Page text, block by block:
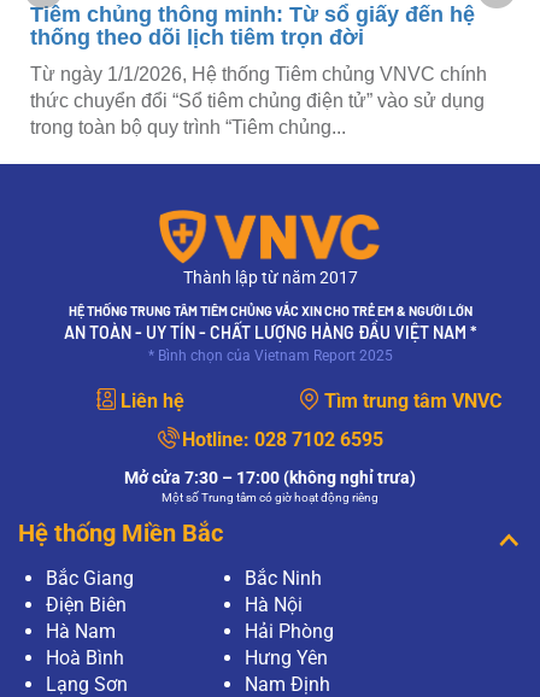
Tiêm chủng thông minh: Từ sổ giấy đến hệ
thống theo dõi lịch tiêm trọn đời
Từ ngày 1/1/2026, Hệ thống Tiêm chủng VNVC chính
thức chuyển đổi “Sổ tiêm chủng điện tử” vào sử dụng
trong toàn bộ quy trình “Tiêm chủng...
Thành lập từ năm 2017
HỆ THỐNG TRUNG TÂM TIÊM CHỦNG VẮC XIN CHO TRẺ EM & NGƯỜI LỚN
AN TOÀN - UY TÍN - CHẤT LƯỢNG HÀNG ĐẦU VIỆT NAM *
* Bình chọn của Vietnam Report 2025
Liên hệ
Tìm trung tâm VNVC
Hotline: 028 7102 6595
Mở cửa 7:30 – 17:00 (không nghỉ trưa)
Một số Trung tâm có giờ hoạt động riêng
Hệ thống Miền Bắc
Bắc Giang
Bắc Ninh
Điện Biên
Hà Nội
Hà Nam
Hải Phòng
Hoà Bình
Hưng Yên
Lạng Sơn
Nam Định